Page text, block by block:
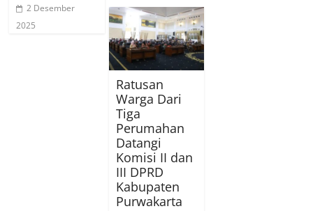
2 Desember
2025
Ratusan
Warga Dari
Tiga
Perumahan
Datangi
Komisi II dan
III DPRD
Kabupaten
Purwakarta